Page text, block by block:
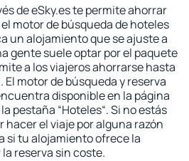
de eSky.es te permite ahorrar
motor de búsqueda de hoteles
un alojamiento que se ajuste a
gente suele optar por el paquete
a los viajeros ahorrarse hasta
motor de búsqueda y reserva
disponible en la página
pestaña “Hoteles“. Si no estás
hacer el viaje por alguna razón
si tu alojamiento ofrece la
reserva sin coste.